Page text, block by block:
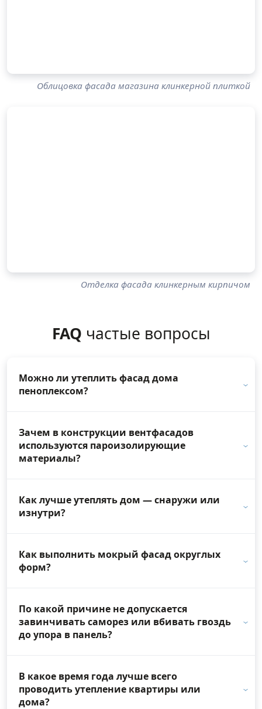
Облицовка фасада магазина клинкерной плиткой
Отделка фасада клинкерным кирпичом
FAQ частые вопросы
Можно ли утеплить фасад дома
пеноплексом?
Зачем в конструкции вентфасадов
используются пароизолирующие
материалы?
Как лучше утеплять дом — снаружи или
изнутри?
Как выполнить мокрый фасад округлых
форм?
По какой причине не допускается
завинчивать саморез или вбивать гвоздь
до упора в панель?
В какое время года лучше всего
проводить утепление квартиры или
дома?